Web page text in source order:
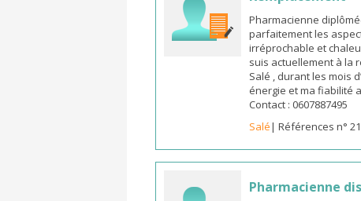
Pharmacienne
parfaitement les
irréprochable et
suis actuellement à la
Salé , durant les mois
énergie et ma fiabilité
Contact : 0607887495
Salé| Références n°
Pharmacienne